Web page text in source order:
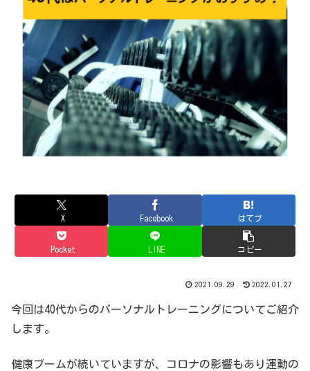
X Facebook はてブ
Pocket LINE コピー
2021.09.29 2022.01.27
今回は40代からのパーソナルトレーニングについてご紹介
します。
健康ブームが続いていますが、コロナの影響もあり運動の